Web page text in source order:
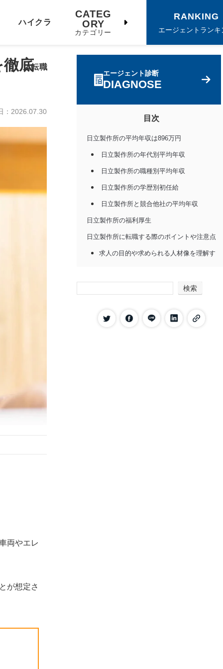
ハイクラ
ス転職
CATEG
ORY
カテゴリー
RANKING
エージェントランキ
徹底
： 2026.07.30
両やエレ
が想定さ
エージェント診断
DIAGNOSE
目次
日立製作所の平均年収は896万円
日立製作所の年代別平均年収
日立製作所の職種別平均年収
日立製作所の学歴別初任給
日立製作所と競合他社の平均年収
日立製作所の福利厚生
日立製作所に転職する際のポイントや注意点
求人の目的や求められる人材像を理解す
転職理由を明確にしておく
日立製作所への転職でよくある質問
検索